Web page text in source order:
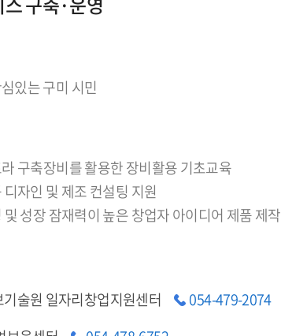
있는 구미 시민
구축장비를 활용한 장비활용 기초교육
자인 및 제조 컨설팅 지원
성장 잠재력이 높은 창업자 아이디어 제품 제작
술원 일자리창업지원센터
054-479-2074